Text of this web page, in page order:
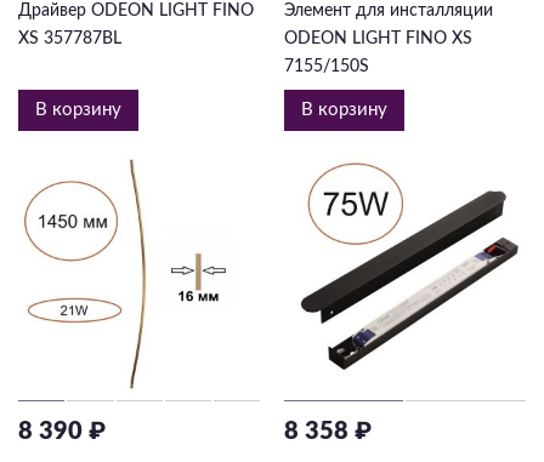
Драйвер ODEON LIGHT FINO
XS 357787BL
В корзину
Элемент для инсталляции
ODEON LIGHT FINO XS
7155/150S
В корзину
8 390 ₽ 8 358 ₽